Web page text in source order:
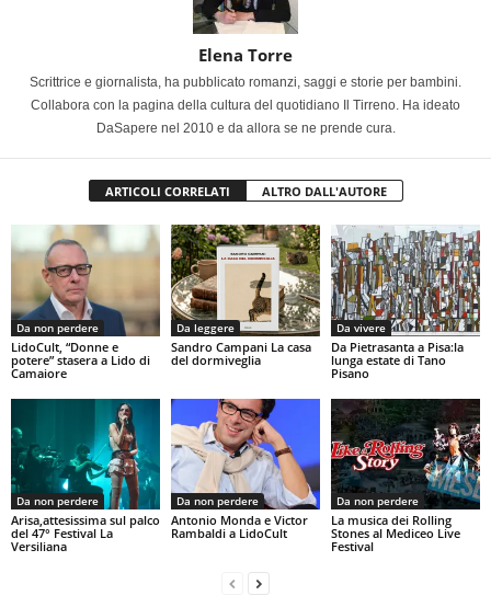
Elena Torre
Scrittrice e giornalista, ha pubblicato romanzi, saggi e storie per bambini.
Collabora con la pagina della cultura del quotidiano Il Tirreno. Ha ideato
DaSapere nel 2010 e da allora se ne prende cura.
ARTICOLI CORRELATI ALTRO DALL'AUTORE
Da non perdere
LidoCult, “Donne e
potere” stasera a Lido di
Camaiore
Da leggere
Sandro Campani La casa
del dormiveglia
Da vivere
Da Pietrasanta a Pisa:la
lunga estate di Tano
Pisano
Da non perdere
Arisa,attesissima sul palco
del 47° Festival La
Versiliana
Da non perdere
Antonio Monda e Victor
Rambaldi a LidoCult
Da non perdere
La musica dei Rolling
Stones al Mediceo Live
Festival